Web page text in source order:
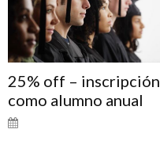
25% off – inscripción
como alumno anual